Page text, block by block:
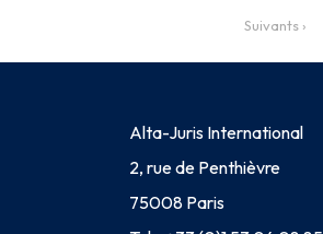
Suivants ›
Alta-Juris International
2, rue de Penthièvre
75008 Paris